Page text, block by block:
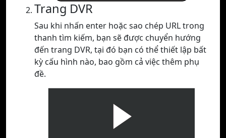
Trang DVR
Sau khi nhấn enter hoặc sao chép URL trong
thanh tìm kiếm, bạn sẽ được chuyển hướng
đến trang DVR, tại đó bạn có thể thiết lập bất
kỳ cấu hình nào, bao gồm cả việc thêm phụ
đề.